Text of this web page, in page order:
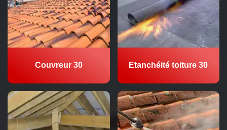
Couvreur 30 Etanchéité toiture 30